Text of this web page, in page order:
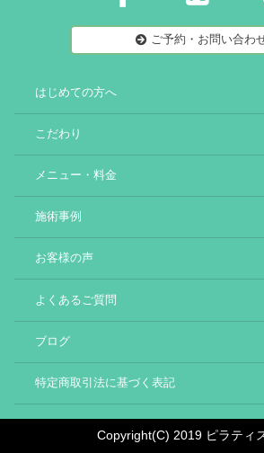
ご予約・お問い合わ
はじめての方へ
こだわり
メニュー・料金
施術事例
お客様の声
よくあるご質問
ブログ
特定商取引法に基づく表記
Copyright(C) 2019 ピラティ